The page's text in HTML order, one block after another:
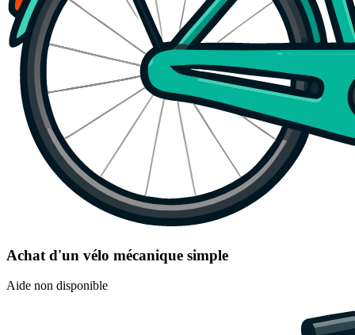
Achat d'un vélo mécanique simple
Aide non disponible